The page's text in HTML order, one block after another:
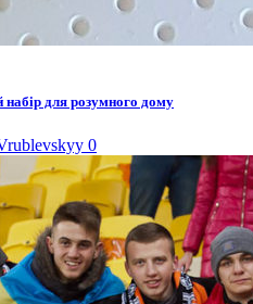
для розумного дому
0